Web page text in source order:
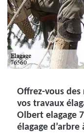
Offrez-vous
vos travaux
Olbert elagage
élagage d’arbre